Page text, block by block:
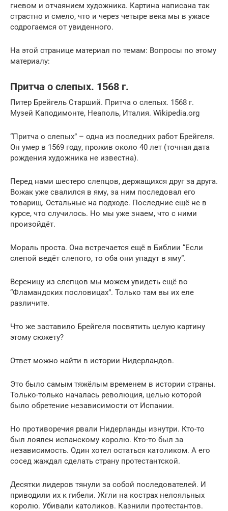
гневом и отчаянием художника. Картина написана так
страстно и смело, что и через четыре века мы в ужасе
содрогаемся от увиденного.
На этой странице материал по темам: Вопросы по этому
материалу:
Притча о слепых. 1568 г.
Питер Брейгель Старший. Притча о слепых. 1568 г.
Музей Каподимонте, Неаполь, Италия. Wikipedia.org
“Притча о слепых” – одна из последних работ Брейгеля.
Он умер в 1569 году, прожив около 40 лет (точная дата
рождения художника не известна).
Перед нами шестеро слепцов, держащихся друг за друга.
Вожак уже свалился в яму, за ним последовал его
товарищ. Остальные на подходе. Последние ещё не в
курсе, что случилось. Но мы уже знаем, что с ними
произойдёт.
Мораль проста. Она встречается ещё в Библии “Если
слепой ведёт слепого, то оба они упадут в яму”.
Вереницу из слепцов мы можем увидеть ещё во
“Фламандских пословицах”. Только там вы их еле
различите.
Что же заставило Брейгеля посвятить целую картину
этому сюжету?
Ответ можно найти в истории Нидерландов.
Это было самым тяжёлым временем в истории страны.
Только-только началась революция, целью которой
было обретение независимости от Испании.
Но противоречия рвали Нидерланды изнутри. Кто-то
был лоялен испанскому королю. Кто-то был за
независимость. Один хотел остаться католиком. А его
сосед жаждал сделать страну протестантской.
Десятки лидеров тянули за собой последователей. И
приводили их к гибели. Жгли на кострах нелояльных
королю. Убивали католиков. Казнили протестантов.